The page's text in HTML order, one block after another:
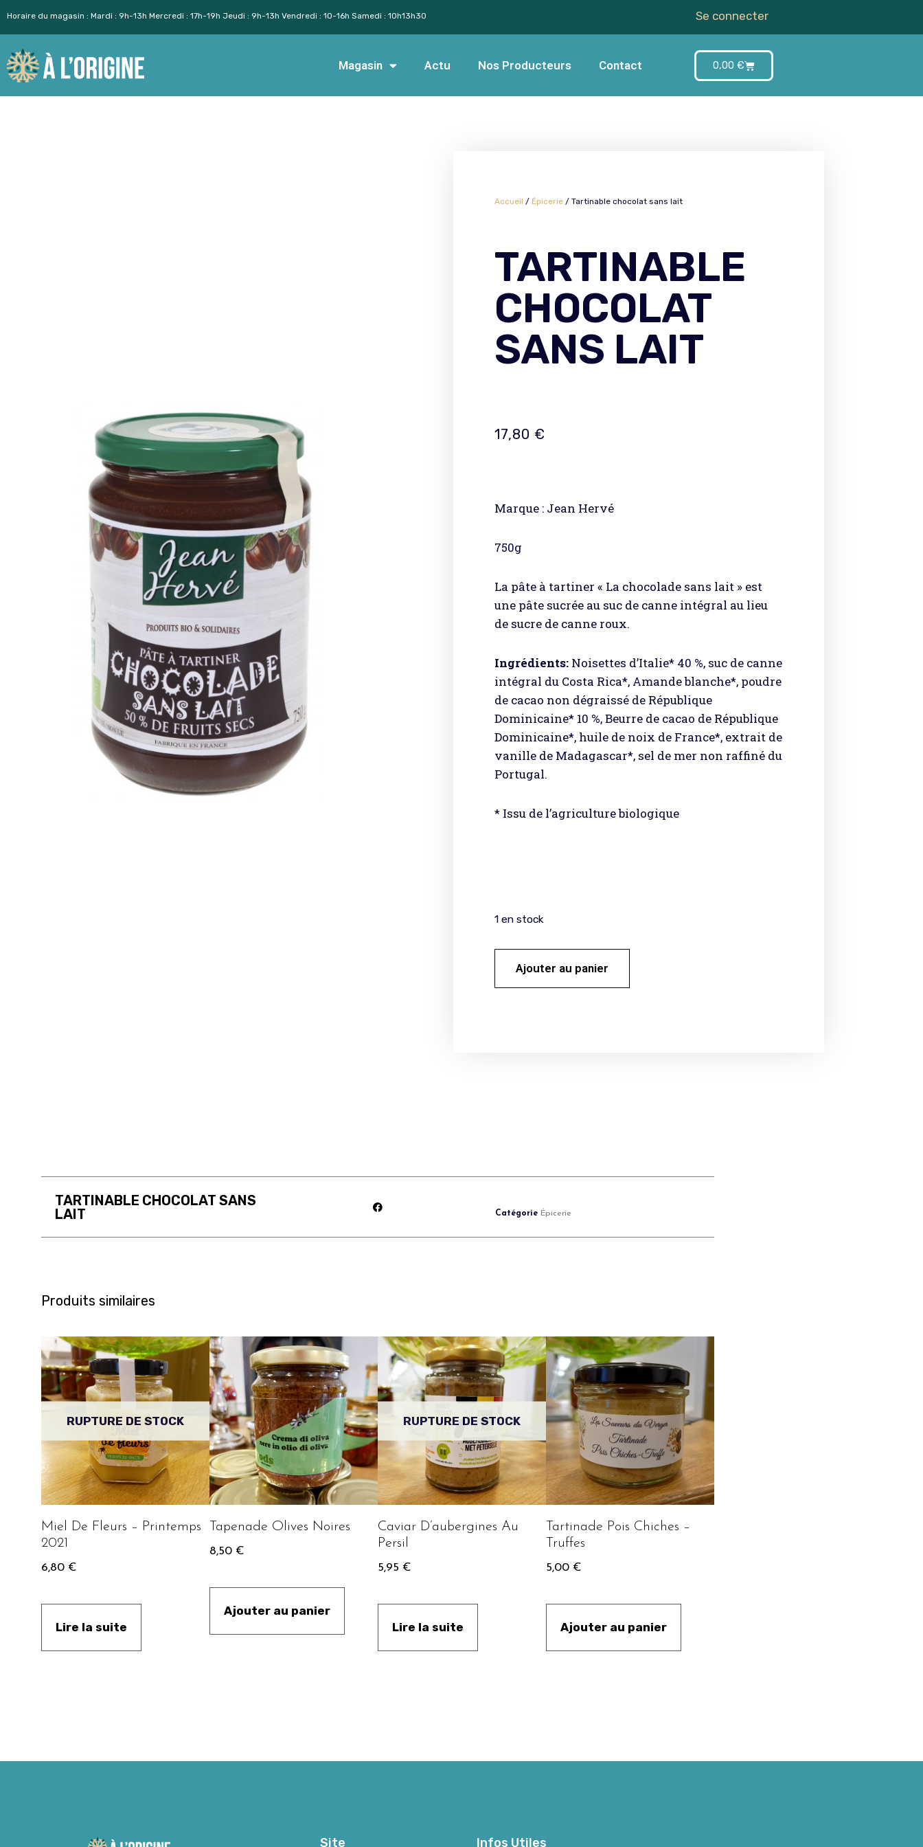
Aller
au
contenu
Horaire du magasin : Mardi : 9h-13h Mercredi : 17h-19h Jeudi : 9h-13h Vendredi : 10-16h Samedi : 10h13h30 Se connecter
Magasin Actu Nos Producteurs Contact 0,00 €
Accueil / Épicerie / Tartinable chocolat sans lait
TARTINABLE
CHOCOLAT
SANS LAIT
17,80 €
Marque : Jean Hervé
750g
La pâte à tartiner « La chocolade sans lait » est
une pâte sucrée au suc de canne intégral au lieu
de sucre de canne roux.
Ingrédients: Noisettes d’Italie* 40 %, suc de canne
intégral du Costa Rica*, Amande blanche*, poudre
de cacao non dégraissé de République
Dominicaine* 10 %, Beurre de cacao de République
Dominicaine*, huile de noix de France*, extrait de
vanille de Madagascar*, sel de mer non raffiné du
Portugal.
* Issu de l’agriculture biologique
1 en stock
Ajouter au panier
TARTINABLE CHOCOLAT SANS
LAIT
Catégorie Épicerie
Produits similaires
RUPTURE DE STOCK
Miel De Fleurs – Printemps
2021
6,80 €
Lire la suite
Tapenade Olives Noires
8,50 €
Ajouter au panier
RUPTURE DE STOCK
Caviar D’aubergines Au
Persil
5,95 €
Lire la suite
Tartinade Pois Chiches –
Truffes
5,00 €
Ajouter au panier
Site Infos Utiles